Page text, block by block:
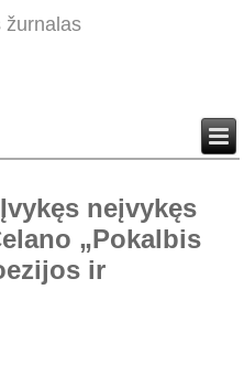
žurnalas
neįvykęs
„Pokalbis
ir